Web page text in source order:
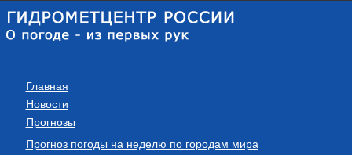
Главная
Новости
Прогнозы
Прогноз погоды на неделю по городам мира